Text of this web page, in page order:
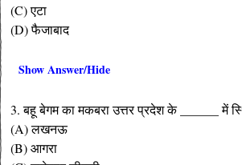
(C) एटा
(D) फैजाबाद
Show Answer/Hide
3. बहू बेगम का मकबरा उत्तर प्रदेश के ______ में
(A) लखनऊ
(B) आगरा